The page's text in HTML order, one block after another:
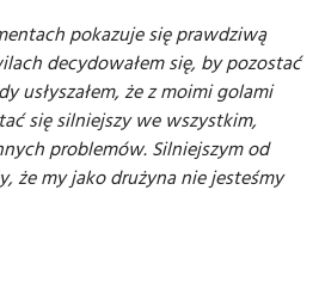
pokazuje się prawdziwą
decydowałem się, by pozostać
usłyszałem, że z moimi golami
się silniejszy we wszystkim,
problemów. Silniejszym od
że my jako drużyna nie jesteśmy